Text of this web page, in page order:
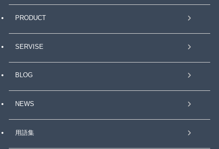
PRODUCT
SERVISE
BLOG
NEWS
用語集